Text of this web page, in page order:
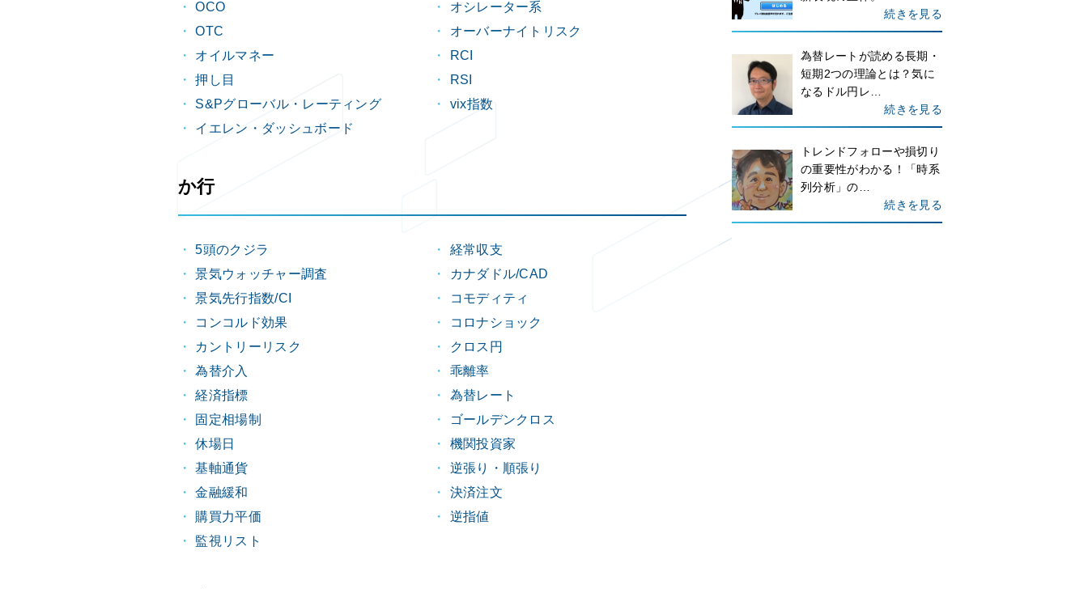
OCO
オシレーター系
OTC
オーバーナイトリスク
オイルマネー
RCI
押し目
RSI
S&Pグローバル・レーティング
vix指数
イエレン・ダッシュボード
か行
5頭のクジラ
経常収支
景気ウォッチャー調査
カナダドル/CAD
景気先行指数/CI
コモディティ
コンコルド効果
コロナショック
カントリーリスク
クロス円
為替介入
乖離率
経済指標
為替レート
固定相場制
ゴールデンクロス
休場日
機関投資家
基軸通貨
逆張り・順張り
金融緩和
決済注文
購買力平価
逆指値
監視リスト
続きを見る
為替レートが読める長期・
短期2つの理論とは？気に
なるドル円レ…
続きを見る
トレンドフォローや損切り
の重要性がわかる！「時系
列分析」の…
続きを見る